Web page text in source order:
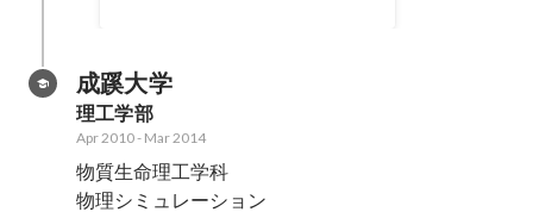
成蹊大学
理工学部
Apr 2010- Mar 2014
物質生命理工学科
物理シミュレーション